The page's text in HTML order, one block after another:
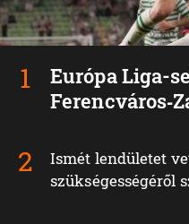
Európa Liga-
Ismét lendületet
szükségességéről